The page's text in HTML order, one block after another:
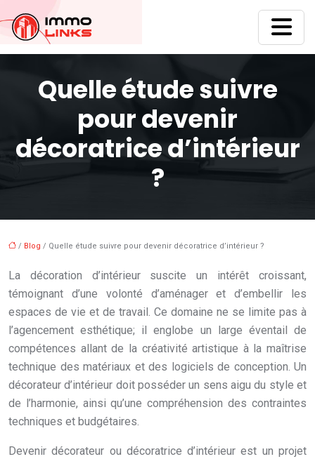
Quelle étude suivre
pour devenir
décoratrice d’intérieur
?
/ Blog / Quelle étude suivre pour devenir décoratrice d’intérieur ?
La décoration d’intérieur suscite un intérêt croissant,
témoignant d’une volonté d’aménager et d’embellir les
espaces de vie et de travail. Ce domaine ne se limite pas à
l’agencement esthétique; il englobe un large éventail de
compétences allant de la créativité artistique à la maîtrise
technique des matériaux et des logiciels de conception. Un
décorateur d’intérieur doit posséder un sens aigu du style et
de l’harmonie, ainsi qu’une compréhension des contraintes
techniques et budgétaires.
Devenir décorateur ou décoratrice d’intérieur est un projet